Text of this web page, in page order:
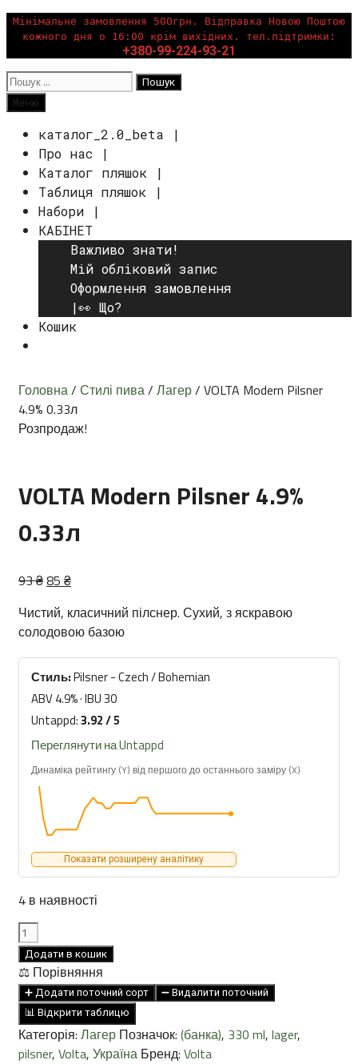
Перейти
вмісту
Мінімальне замовлення 500грн. Відправка Новою Поштою
кожного дня о 16:00 крім вихідних. тел.підтримки:
+380-99-224-93-21
Пошук:
Пошук
Меню
каталог_2.0_beta |
Про нас |
Каталог пляшок |
Таблиця пляшок |
Набори |
КАБІНЕТ
Важливо знати!
Мій обліковий запис
Оформлення замовлення
|👀 Що?
Кошик
Головна/ Стилі пива/ Лагер/ VOLTA Modern Pilsner
4.9% 0.33л
Розпродаж!
VOLTA Modern Pilsner 4.9%
0.33л
93₴Оригінальна
93 ₴.
85 ₴Поточна
85 ₴.
Чистий, класичний пілснер. Сухий, з яскравою
солодовою базою
Стиль:Pilsner - Czech / Bohemian
ABV 4.9% · IBU 30
Untappd:3.92 / 5
Переглянути на Untappd
Динаміка рейтингу (Y) від першого до останнього заміру (X)
Показати розширену аналітику
4 в наявності
VOLTA
Modern
Pilsner
4.9%
0.33л
кількість
Додати в кошик
⚖️ Порівняння
➕ Додати поточний сорт
➖ Видалити поточний
📊 Відкрити таблицю
Категорія: Лагер Позначок: (банка), 330 ml, lager,
pilsner, Volta, Україна Бренд: Volta